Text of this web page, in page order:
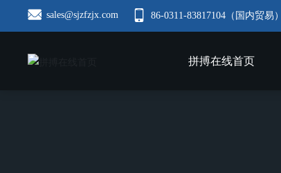
sales@sjzfzjx.com 86-0311-83817104（国内贸易）
拼搏在线首页